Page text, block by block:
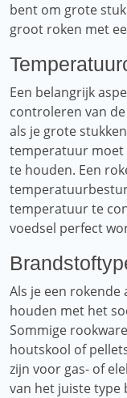
bent om grote
groot roken met
Een belangrijk
controleren van
als je grote
temperatuur moet
te houden. Een
temperatuur te
voedsel perfect
Als je een
houden met het
Sommige
houtskool of
zijn voor gas- of
van het juiste type